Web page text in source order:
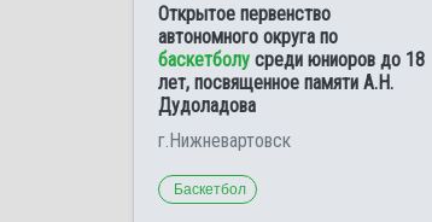
Открытое первенство
автономного округа по
баскетболу среди юниоров до 18
лет, посвященное памяти А.Н.
Дудоладова
г.Нижневартовск
Баскетбол